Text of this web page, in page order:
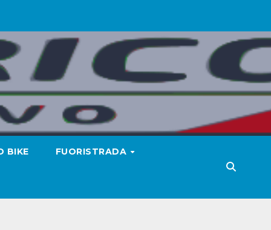
BIKE FUORISTRADA